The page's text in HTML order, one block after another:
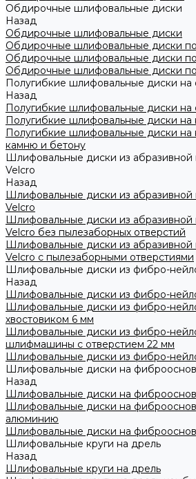
Обдирочные шлифовальные диски
Назад
Обдирочные шлифовальные диски
Обдирочные шлифовальные диски
Обдирочные шлифовальные диски
Обдирочные шлифовальные диски по
Полугибкие шлифовальные диски
Назад
Полугибкие шлифовальные диски
Полугибкие шлифовальные диски
Полугибкие шлифовальные диски
камню и бетону
Шлифовальные диски из абразивной
Velcro
Назад
Шлифовальные диски из абразивной
Velcro
Шлифовальные диски из абразивной
Velcro без пылезаборных отверстий
Шлифовальные диски из абразивной
Velcro с пылезаборными отверстиями
Шлифовальные диски из фибро-
Назад
Шлифовальные диски из фибро-
Шлифовальные диски из фибро-
хвостовиком 6 мм
Шлифовальные диски из фибро-
шлифмашины с отверстием 22 мм
Шлифовальные диски из фибро-
Шлифовальные диски на
Назад
Шлифовальные диски на
Шлифовальные диски на
алюминию
Шлифовальные диски на
Шлифовальные круги на дрель
Назад
Шлифовальные круги на дрель